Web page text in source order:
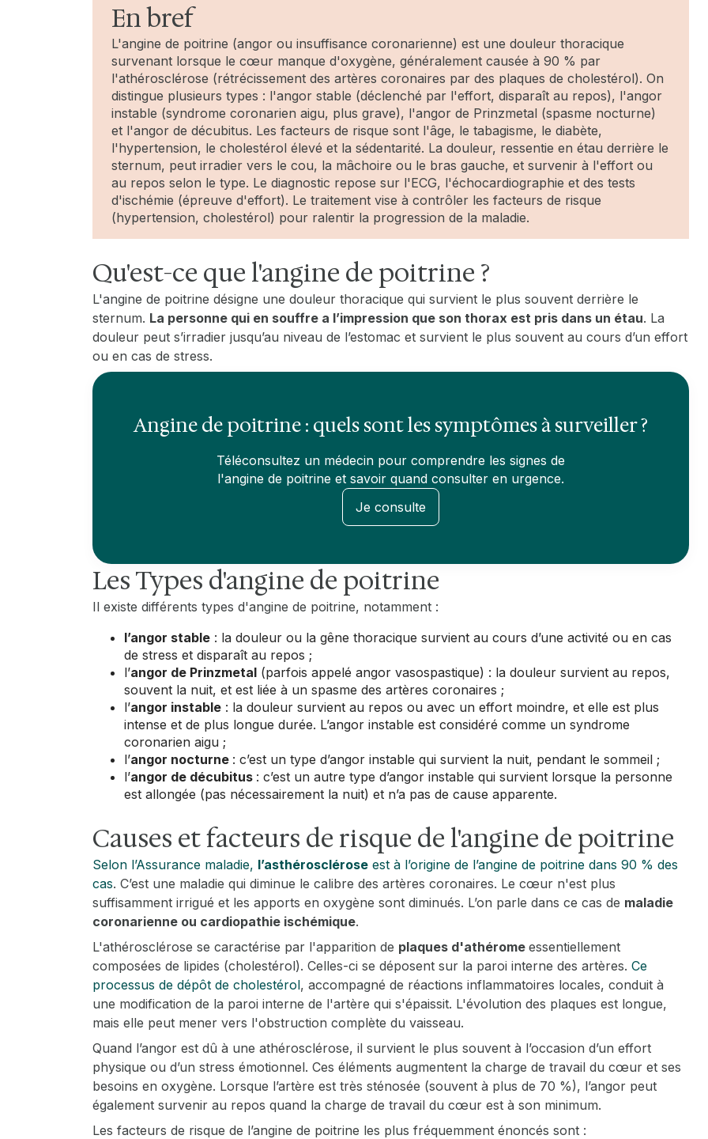
En bref
L'angine de poitrine (angor ou insuffisance coronarienne) est une douleur thoracique
survenant lorsque le cœur manque d'oxygène, généralement causée à 90 % par
l'athérosclérose (rétrécissement des artères coronaires par des plaques de cholestérol). On
distingue plusieurs types : l'angor stable (déclenché par l'effort, disparaît au repos), l'angor
instable (syndrome coronarien aigu, plus grave), l'angor de Prinzmetal (spasme nocturne)
et l'angor de décubitus. Les facteurs de risque sont l'âge, le tabagisme, le diabète,
l'hypertension, le cholestérol élevé et la sédentarité. La douleur, ressentie en étau derrière le
sternum, peut irradier vers le cou, la mâchoire ou le bras gauche, et survenir à l'effort ou
au repos selon le type. Le diagnostic repose sur l'ECG, l'échocardiographie et des tests
d'ischémie (épreuve d'effort). Le traitement vise à contrôler les facteurs de risque
(hypertension, cholestérol) pour ralentir la progression de la maladie.
trigger
Qu'est-ce que l'angine de poitrine ?
L'angine de poitrine désigne une douleur thoracique qui survient le plus souvent derrière le
sternum. La personne qui en souffre a l’impression que son thorax est pris dans un étau. La
douleur peut s’irradier jusqu’au niveau de l’estomac et survient le plus souvent au cours d’un effort
ou en cas de stress.
Angine de poitrine : quels sont les symptômes à surveiller ?
Téléconsultez un médecin pour comprendre les signes de
l'angine de poitrine et savoir quand consulter en urgence.
Je consulte
Les Types d'angine de poitrine
Il existe différents types d'angine de poitrine, notamment :
l’angor stable : la douleur ou la gêne thoracique survient au cours d’une activité ou en cas
de stress et disparaît au repos ;
l’angor de Prinzmetal (parfois appelé angor vasospastique) : la douleur survient au repos,
souvent la nuit, et est liée à un spasme des artères coronaires ;
l’angor instable : la douleur survient au repos ou avec un effort moindre, et elle est plus
intense et de plus longue durée. L’angor instable est considéré comme un syndrome
coronarien aigu ;
l’angor nocturne : c’est un type d’angor instable qui survient la nuit, pendant le sommeil ;
l’angor de décubitus : c’est un autre type d’angor instable qui survient lorsque la personne
est allongée (pas nécessairement la nuit) et n’a pas de cause apparente.
Causes et facteurs de risque de l'angine de poitrine
Selon l’Assurance maladie, l’asthérosclérose est à l’origine de l’angine de poitrine dans 90 % des
cas. C’est une maladie qui diminue le calibre des artères coronaires. Le cœur n'est plus
suffisamment irrigué et les apports en oxygène sont diminués. L’on parle dans ce cas de maladie
coronarienne ou cardiopathie ischémique.
L'athérosclérose se caractérise par l'apparition de plaques d'athérome essentiellement
composées de lipides (cholestérol). Celles-ci se déposent sur la paroi interne des artères. Ce
processus de dépôt de cholestérol, accompagné de réactions inflammatoires locales, conduit à
une modification de la paroi interne de l'artère qui s'épaissit. L'évolution des plaques est longue,
mais elle peut mener vers l'obstruction complète du vaisseau.
Quand l’angor est dû à une athérosclérose, il survient le plus souvent à l’occasion d’un effort
physique ou d’un stress émotionnel. Ces éléments augmentent la charge de travail du cœur et ses
besoins en oxygène. Lorsque l’artère est très sténosée (souvent à plus de 70 %), l’angor peut
également survenir au repos quand la charge de travail du cœur est à son minimum.
Les facteurs de risque de l’angine de poitrine les plus fréquemment énoncés sont :